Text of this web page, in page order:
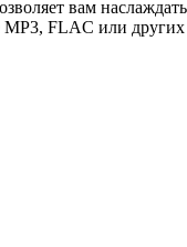
вам
MP3, FLAC или